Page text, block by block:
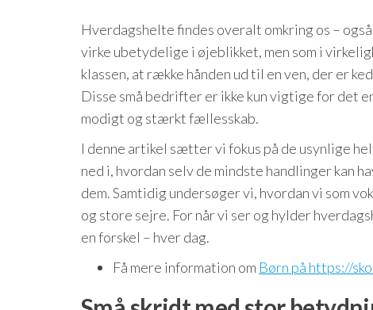
Hverdagshelte findes overalt omkring os –
virke ubetydelige i øjeblikket, men som i
klassen, at række hånden ud til en ven, der er
Disse små bedrifter er ikke kun vigtige for det
modigt og stærkt fællesskab.
I denne artikel sætter vi fokus på de usynlige
ned i, hvordan selv de mindste handlinger kan
dem. Samtidig undersøger vi, hvordan vi som
og store sejre. For når vi ser og hylder
en forskel – hver dag.
Få mere information om Børn på https://